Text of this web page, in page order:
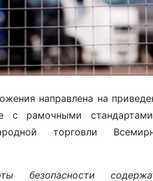
направлена на
с рамочными
торговли
безопасности